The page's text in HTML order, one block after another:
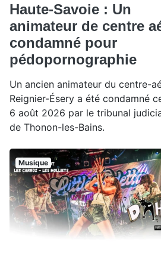
Haute-Savoie : Un
animateur de centre
condamné pour
pédopornographie
Un ancien animateur du centre-
Reignier-Ésery a été condamné
6 août 2026 par le tribunal
de Thonon-les-Bains.
Musique